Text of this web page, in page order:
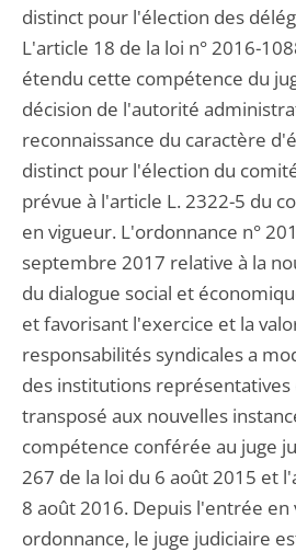
distinct pour l'élection des
L'article 18 de la loi n° 2016-
étendu cette compétence du
décision de l'autorité
reconnaissance du caractère
distinct pour l'élection du
prévue à l'article L. 2322-5 du
en vigueur. L'ordonnance n°
septembre 2017 relative à la
du dialogue social et
et favorisant l'exercice et la
responsabilités syndicales a
des institutions
transposé aux nouvelles
compétence conférée au juge
267 de la loi du 6 août 2015 et
8 août 2016. Depuis l'entrée
ordonnance, le juge judiciaire